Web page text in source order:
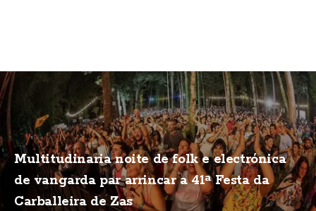
Multitudinaria noite de folk e electrónica
de vangarda par arrincar a 41ª Festa da
Carballeira de Zas